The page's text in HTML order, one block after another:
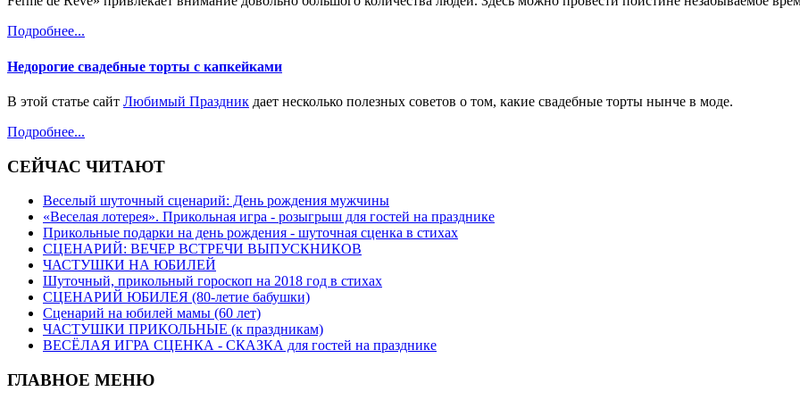
Подробнее...
Недорогие свадебные торты с капкейками
В этой статье сайт Любимый Праздник дает несколько полезных советов о том, какие свадебные торты нынче в моде.
Подробнее...
СЕЙЧАС ЧИТАЮТ
Веселый шуточный сценарий: День рождения мужчины
«Веселая лотерея». Прикольная игра - розыгрыш для гостей на празднике
Прикольные подарки на день рождения - шуточная сценка в стихах
СЦЕНАРИЙ: ВЕЧЕР ВСТРЕЧИ ВЫПУСКНИКОВ
ЧАСТУШКИ НА ЮБИЛЕЙ
Шуточный, прикольный гороскоп на 2018 год в стихах
СЦЕНАРИЙ ЮБИЛЕЯ (80-летие бабушки)
Сценарий на юбилей мамы (60 лет)
ЧАСТУШКИ ПРИКОЛЬНЫЕ (к праздникам)
ВЕСЁЛАЯ ИГРА СЦЕНКА - СКАЗКА для гостей на празднике
ГЛАВНОЕ МЕНЮ